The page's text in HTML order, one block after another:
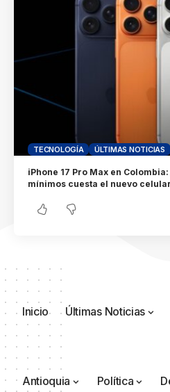
TECNOLOGÍA ÚLTIMAS NOTICIAS
iPhone 17 Pro Max en
mínimos cuesta el nuevo
Inicio Últimas Noticias
Antioquia Política